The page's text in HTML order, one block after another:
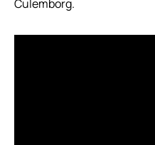
Culemborg.